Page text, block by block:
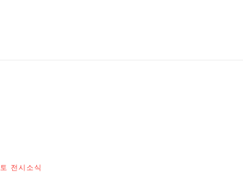
전시소식